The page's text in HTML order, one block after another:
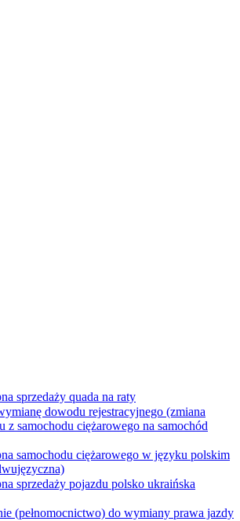
sprzedaży quada na raty
dowodu rejestracyjnego (zmiana
z samochodu ciężarowego na samochód
samochodu ciężarowego w języku polskim
sprzedaży pojazdu polsko ukraińska
(pełnomocnictwo) do wymiany prawa jazdy